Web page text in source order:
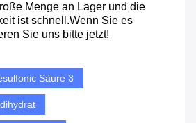
Menge an Lager und die
ist schnell.Wenn Sie es
Sie uns bitte jetzt!
Säure 3